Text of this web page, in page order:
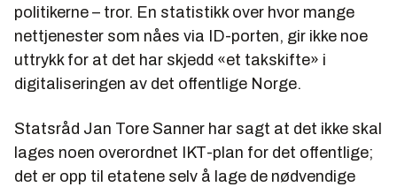
politikerne – tror. En statistikk over hvor mange
nettjenester som nåes via ID-porten, gir ikke noe
uttrykk for at det har skjedd «et takskifte» i
digitaliseringen av det offentlige Norge.
Statsråd Jan Tore Sanner har sagt at det ikke skal
lages noen overordnet IKT-plan for det offentlige;
det er opp til etatene selv å lage de nødvendige